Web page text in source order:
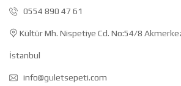
0554 890 47 61
Kültür Mh. Nispetiye Cd. No:54/8
İstanbul
info@guletsepeti.com